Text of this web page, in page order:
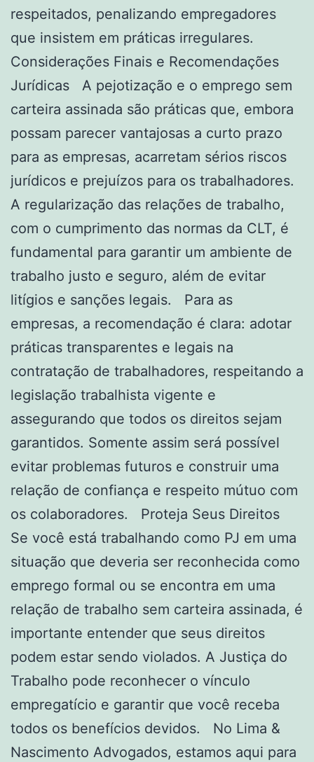
respeitados, penalizando empregadores
que insistem em práticas irregulares.
Considerações Finais e Recomendações
Jurídicas A pejotização e o emprego sem
carteira assinada são práticas que, embora
possam parecer vantajosas a curto prazo
para as empresas, acarretam sérios riscos
jurídicos e prejuízos para os trabalhadores.
A regularização das relações de trabalho,
com o cumprimento das normas da CLT, é
fundamental para garantir um ambiente de
trabalho justo e seguro, além de evitar
litígios e sanções legais. Para as
empresas, a recomendação é clara: adotar
práticas transparentes e legais na
contratação de trabalhadores, respeitando a
legislação trabalhista vigente e
assegurando que todos os direitos sejam
garantidos. Somente assim será possível
evitar problemas futuros e construir uma
relação de confiança e respeito mútuo com
os colaboradores. Proteja Seus Direitos
Se você está trabalhando como PJ em uma
situação que deveria ser reconhecida como
emprego formal ou se encontra em uma
relação de trabalho sem carteira assinada, é
importante entender que seus direitos
podem estar sendo violados. A Justiça do
Trabalho pode reconhecer o vínculo
empregatício e garantir que você receba
todos os benefícios devidos. No Lima &
Nascimento Advogados, estamos aqui para